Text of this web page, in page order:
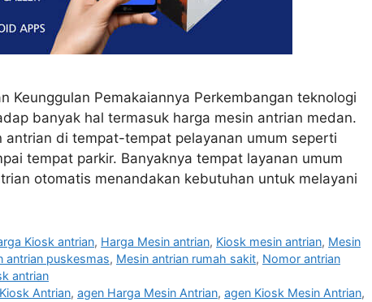
Keunggulan Pemakaiannya Perkembangan teknologi
banyak hal termasuk harga mesin antrian medan.
antrian di tempat-tempat pelayanan umum seperti
tempat parkir. Banyaknya tempat layanan umum
otomatis menandakan kebutuhan untuk melayani
Kiosk antrian, Harga Mesin antrian, Kiosk mesin antrian, Mesin
antrian puskesmas, Mesin antrian rumah sakit, Nomor antrian
antrian
Antrian,agen Harga Mesin Antrian,agen Kiosk Mesin Antrian,